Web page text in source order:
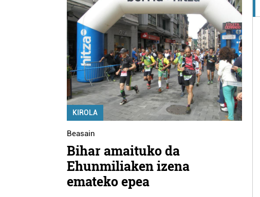
KIROLA
Beasain
Bihar amaituko da
Ehunmiliaken izena
emateko epea